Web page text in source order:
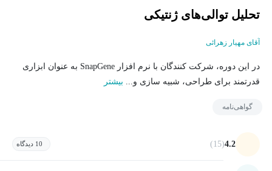
تحلیل توالی‌های ژنتیکی
آقای مهیار زهرائی
در این دوره، شرکت کنندگان با نرم افزار SnapGene به عنوان ابزاری
قدرتمند برای طراحی، شبیه سازی و... بیشتر
گواهی‌نامه
4.2
(15) 10 دیدگاه